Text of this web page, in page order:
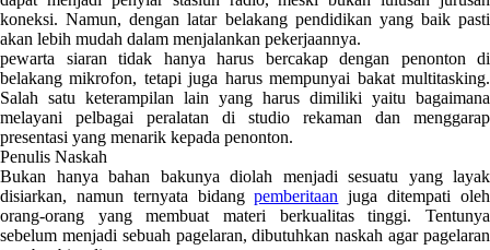
koneksi. Namun, dengan latar belakang pendidikan yang baik pasti
akan lebih mudah dalam menjalankan pekerjaannya.
pewarta siaran tidak hanya harus bercakap dengan penonton di
belakang mikrofon, tetapi juga harus mempunyai bakat multitasking.
Salah satu keterampilan lain yang harus dimiliki yaitu bagaimana
melayani pelbagai peralatan di studio rekaman dan menggarap
presentasi yang menarik kepada penonton.
Penulis Naskah
Bukan hanya bahan bakunya diolah menjadi sesuatu yang layak
disiarkan, namun ternyata bidangpemberitaan juga ditempati oleh
orang-orang yang membuat materi berkualitas tinggi. Tentunya
sebelum menjadi sebuah pagelaran, dibutuhkan naskah agar pagelaran